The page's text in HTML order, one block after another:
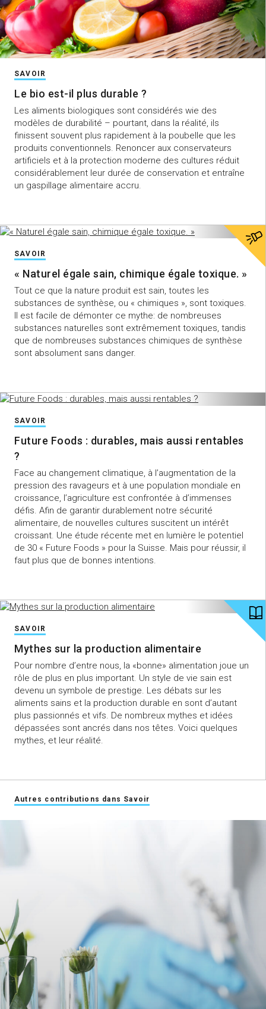
SAVOIR
Le bio est-il plus durable ?
Les aliments biologiques sont considérés wie des
modèles de durabilité – pourtant, dans la réalité, ils
finissent souvent plus rapidement à la poubelle que les
produits conventionnels. Renoncer aux conservateurs
artificiels et à la protection moderne des cultures réduit
considérablement leur durée de conservation et entraîne
un gaspillage alimentaire accru.
SAVOIR
« Naturel égale sain, chimique égale toxique. »
Tout ce que la nature produit est sain, toutes les
substances de synthèse, ou « chimiques », sont toxiques.
Il est facile de démonter ce mythe: de nombreuses
substances naturelles sont extrêmement toxiques, tandis
que de nombreuses substances chimiques de synthèse
sont absolument sans danger.
SAVOIR
Future Foods : durables, mais aussi rentables
?
Face au changement climatique, à l’augmentation de la
pression des ravageurs et à une population mondiale en
croissance, l’agriculture est confrontée à d’immenses
défis. Afin de garantir durablement notre sécurité
alimentaire, de nouvelles cultures suscitent un intérêt
croissant. Une étude récente met en lumière le potentiel
de 30 « Future Foods » pour la Suisse. Mais pour réussir, il
faut plus que de bonnes intentions.
SAVOIR
Mythes sur la production alimentaire
Pour nombre d’entre nous, la «bonne» alimentation joue un
rôle de plus en plus important. Un style de vie sain est
devenu un symbole de prestige. Les débats sur les
aliments sains et la production durable en sont d’autant
plus passionnés et vifs. De nombreux mythes et idées
dépassées sont ancrés dans nos têtes. Voici quelques
mythes, et leur réalité.
Autres contributions dans Savoir